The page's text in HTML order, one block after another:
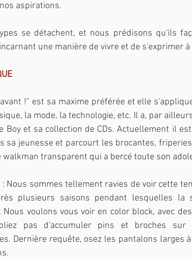
aspirations.
se détachent, et nous prédisons qu'ils
une manière de vivre et de s'exprimer
!" est sa maxime préférée et elle
la mode, la technologie, etc. Il a, par
Boy et sa collection de CDs. Actuellement il
sa jeunesse et parcourt les brocantes,
walkman transparent qui a bercé toute son
: Nous sommes tellement ravies de voir cette
plusieurs saisons pendant lesquelles
Nous voulons vous voir en color block, avec
pas d'accumuler pins et broches sur
Dernière requête, osez les pantalons larges